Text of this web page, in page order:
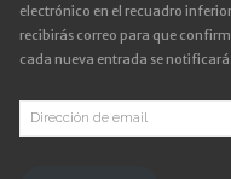
electrónico en el recuadro
recibirás correo para que
cada nueva entrada se
Dirección
de